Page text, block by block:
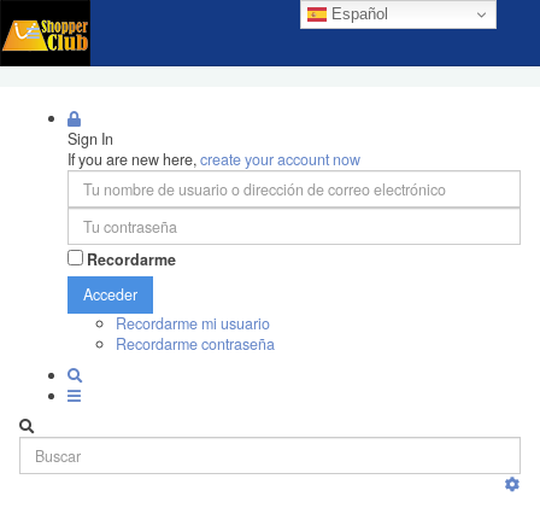
Español
Sign In
If you are new here,create your account now
Recordarme
Acceder
Recordarme mi usuario
Recordarme contraseña